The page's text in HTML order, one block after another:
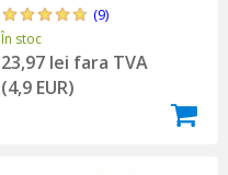
(9)
În stoc
23,97 lei fara TVA
(4,9 EUR)